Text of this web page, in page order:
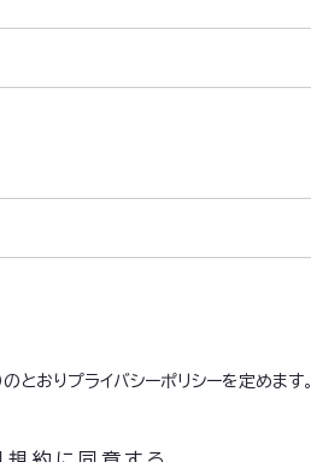
プライバシーポリシーを定めます。